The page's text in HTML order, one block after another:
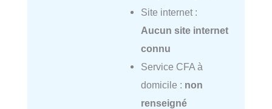
Site internet :
Aucun site internet
connu
Service CFA à
domicile : non
renseigné